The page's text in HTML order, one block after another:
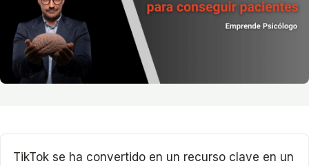
TikTok se ha convertido en un recurso clave en un